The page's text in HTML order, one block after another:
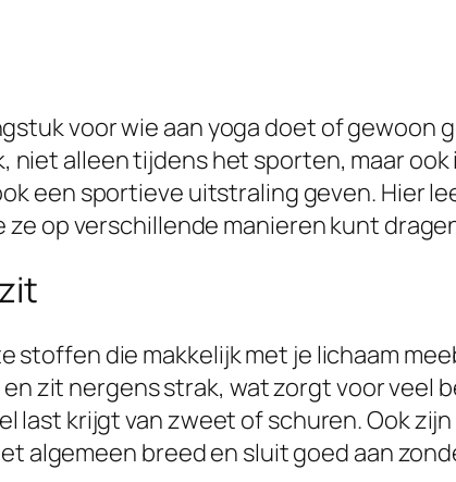
voor wie aan yoga doet of gewoon
alleen tijdens het sporten, maar
een sportieve uitstraling geven. Hier
op verschillende manieren kunt
stoffen die makkelijk met je lichaam
zit nergens strak, wat zorgt voor veel
last krijgt van zweet of schuren. Ook
algemeen breed en sluit goed aan